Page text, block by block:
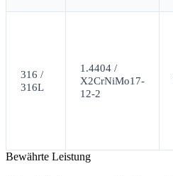
316 /
316L
1.4404 /
X2CrNiMo17-
12-2
Bewährte Leistung